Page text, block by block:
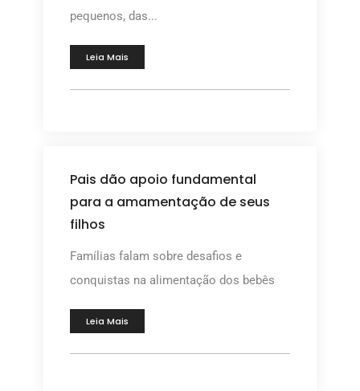
pequenos, das...
Leia Mais
Pais dão apoio fundamental
para a amamentação de seus
filhos
Famílias falam sobre desafios e
conquistas na alimentação dos bebês
Leia Mais